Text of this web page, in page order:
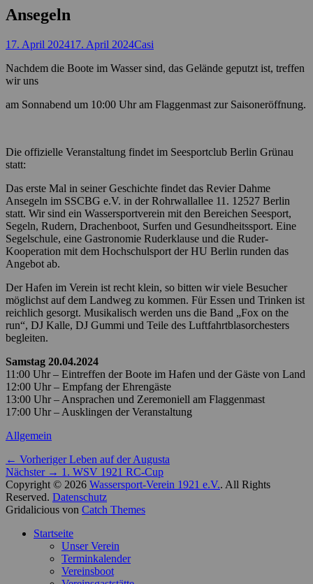
Ansegeln
Posted
17. April 202417. April 2024Autor
Casi
Nachdem die Boote im Wasser sind, das Gelände geputzt ist, treffen
wir uns
am Sonnabend um 10:00 Uhr am Flaggenmast zur Saisoneröffnung.
Die offizielle Veranstaltung findet im Seesportclub Berlin Grünau
statt:
Das erste Mal in seiner Geschichte findet das Revier Dahme
Ansegeln im SSCBG e.V. in der Rohrwallallee 11. 12527 Berlin
statt. Wir sind ein Wassersportverein mit den Bereichen Seesport,
Segeln, Rudern, Drachenboot, Surfen und Gesundheitssport. Eine
Segelschule, eine Gastronomie Ruderklause und die Ruder-
Kooperation mit dem Hochschulsport der HU Berlin runden das
Angebot ab.
Der Hafen im Verein ist recht klein, so bitten wir viele Besucher
möglichst auf dem Landweg zu kommen. Für Essen und Trinken ist
reichlich gesorgt. Musikalisch werden uns die Band „Fox on the
run“, DJ Kalle, DJ Gummi und Teile des Luftfahrtblasorchesters
begleiten.
Samstag 20.04.2024
11:00 Uhr – Eintreffen der Boote im Hafen und der Gäste von Land
12:00 Uhr – Empfang der Ehrengäste
13:00 Uhr – Ansprachen und Zeremoniell am Flaggenmast
17:00 Uhr – Ausklingen der Veranstaltung
Kategorien
Allgemein
Beitragsnavigation
← Vorheriger Vorheriger
Beitrag:
Leben auf der Augusta
Nächster → Nächster
Beitrag:
1. WSV 1921 RC-Cup
Copyright © 2026 Wassersport-Verein 1921 e.V.. All Rights
Reserved. Datenschutz
Gridalicious von Catch Themes
oben
Startseite
Unser Verein
Terminkalender
Vereinsboot